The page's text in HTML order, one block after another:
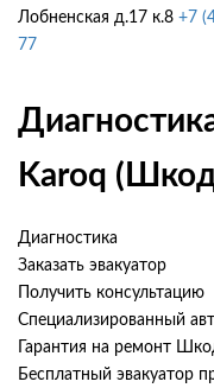
Лобненская д.17 к.8 +7
77
Karoq
Диагностика
Заказать эвакуатор
Получить консультацию
Специализированный
Гарантия на ремонт
Бесплатный эвакуатор